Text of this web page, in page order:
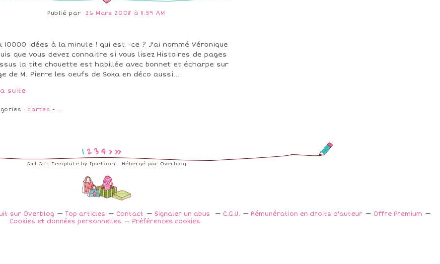
Publié par 26 Mars 2008 à 11:59 AM
10000 idées à la minute ! qui est -ce ? J'ai nommé Véronique
que vous devez connaitre si vous lisez Histoires de pages
la tite chouette est habillée avec bonnet et écharpe sur
de M. Pierre les oeufs de Soka en déco aussi...
suite
: cartes - …
1 2 3 4 > >>
Girl Gift Template by Ipietoon - Hébergé par Overblog
sur Overblog Top articles Contact Signaler un abus C.G.U. Rémunération en droits d'auteur
Offre Premium
Cookies et données personnelles
Préférences cookies